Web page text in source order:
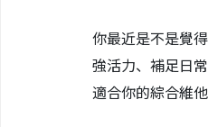
你最近是不是覺
強活力、補足日
適合你的綜合維